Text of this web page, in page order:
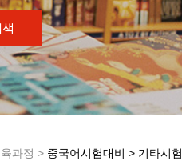
육과정 > 중국어시험대비 > 기타시험